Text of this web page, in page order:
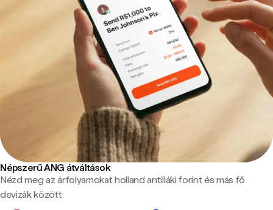
Népszerű ANG átváltások
Nézd meg az árfolyamokat holland antilláki forint és más fő
devizák között.